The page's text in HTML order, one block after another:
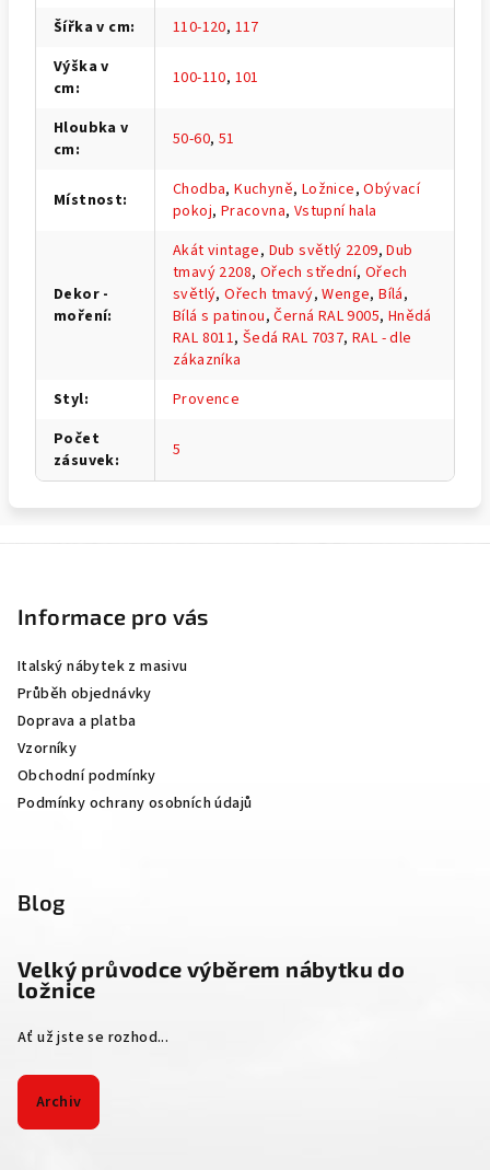
Šířka v cm: 110-120, 117
Výška v
cm: 100-110, 101
Hloubka v
cm: 50-60, 51
Místnost: Chodba,Kuchyně, Ložnice,Obývací
pokoj, Pracovna, Vstupní hala
Dekor -
moření:
Akát vintage, Dub světlý 2209,Dub
tmavý 2208, Ořech střední, Ořech
světlý,Ořech tmavý,Wenge,Bílá,
Bílá s patinou,Černá RAL 9005, Hnědá
RAL 8011,Šedá RAL 7037,RAL - dle
zákazníka
Styl:
Provence
Počet
zásuvek: 5
Informace pro vás
Italský nábytek z masivu
Průběh objednávky
Doprava a platba
Vzorníky
Obchodní podmínky
Podmínky ochrany osobních údajů
Blog
Velký průvodce výběrem nábytku do
ložnice
Ať už jste se rozhod...
Archiv